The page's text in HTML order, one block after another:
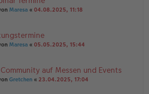
Maresa « 04.08.2025, 11:18
Maresa « 05.05.2025, 15:44
Community auf Messen und Events
Gretchen « 23.04.2025, 17:04